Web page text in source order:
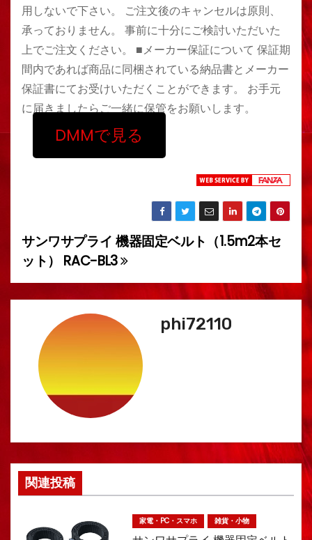
用しないで下さい。 ご注文後のキャンセルは原則、
承っておりません。 事前に十分にご検討いただいた
上でご注文ください。 ■メーカー保証について 保証期
間内であれば商品に同梱されている納品書とメーカー
保証書にてお受けいただくことができます。 お手元
に届きましたらご一緒に保管をお願いします。
DMMで見る
投
稿
ナ
ゲ
ー
ョ
ン
サンワサプライ 機器固定ベルト（1.5m2本セ
ット） RAC-BL3
phi72110
関連投稿
家電・PC・スマホ 雑貨・小物